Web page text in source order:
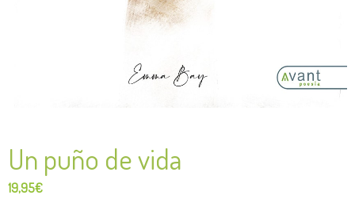
Un puño de vida
19,95€